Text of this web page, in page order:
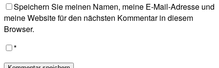
Speichern Sie meinen Namen, meine E-Mail-Adresse und
meine Website für den nächsten Kommentar in diesem
Browser.
*